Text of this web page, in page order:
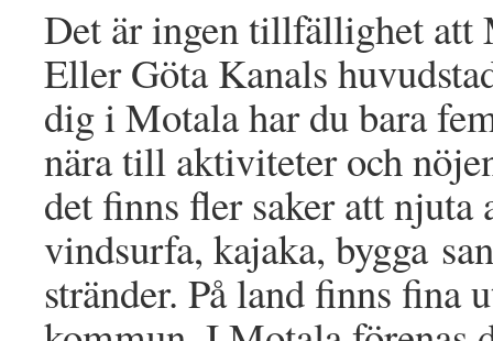
Det är ingen tillfällighet att
Eller Göta Kanals
dig i Motala har du bara
nära till aktiviteter och
det finns fler saker att njuta
vindsurfa, kajaka, bygga
stränder. På land finns